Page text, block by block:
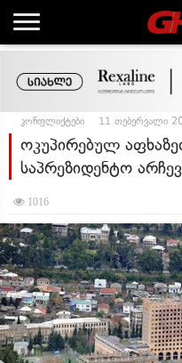
კონფლიქტები 11 თებერვალი
ოკუპირებულ
საპრეზიდენტო
1016